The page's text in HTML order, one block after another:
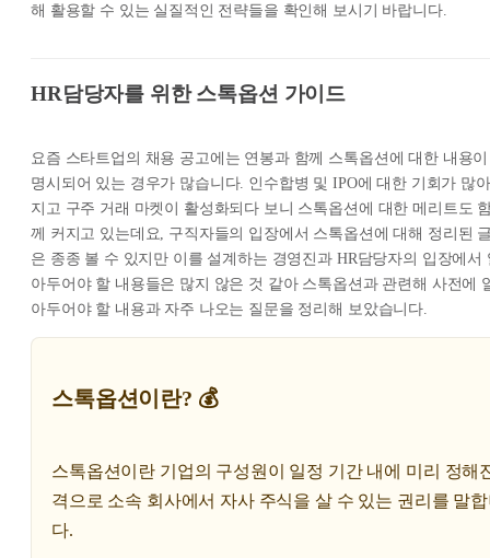
해 활용할 수 있는 실질적인 전략들을 확인해 보시기 바랍니다.
HR담당자를 위한 스톡옵션 가이드
요즘 스타트업의 채용 공고에는 연봉과 함께 스톡옵션에 대한 내용이
명시되어 있는 경우가 많습니다. 인수합병 및 IPO에 대한 기회가 많아
지고 구주 거래 마켓이 활성화되다 보니 스톡옵션에 대한 메리트도
께 커지고 있는데요, 구직자들의 입장에서 스톡옵션에 대해 정리된
은 종종 볼 수 있지만 이를 설계하는 경영진과 HR담당자의 입장에서
아두어야 할 내용들은 많지 않은 것 같아 스톡옵션과 관련해 사전에
아두어야 할 내용과 자주 나오는 질문을 정리해 보았습니다.
스톡옵션이란? 💰
스톡옵션이란 기업의 구성원이 일정 기간 내에 미리 정해
격으로 소속 회사에서 자사 주식을 살 수 있는 권리를 말
다.